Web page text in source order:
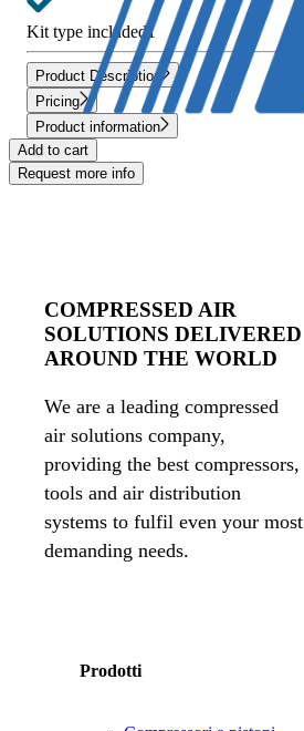
Kit type included 1
Product Description
Pricing
Product information
Add to cart
Request more info
COMPRESSED AIR
SOLUTIONS DELIVERED
AROUND THE WORLD
We are a leading compressed
air solutions company,
providing the best compressors,
tools and air distribution
systems to fulfil even your most
demanding needs.
Prodotti